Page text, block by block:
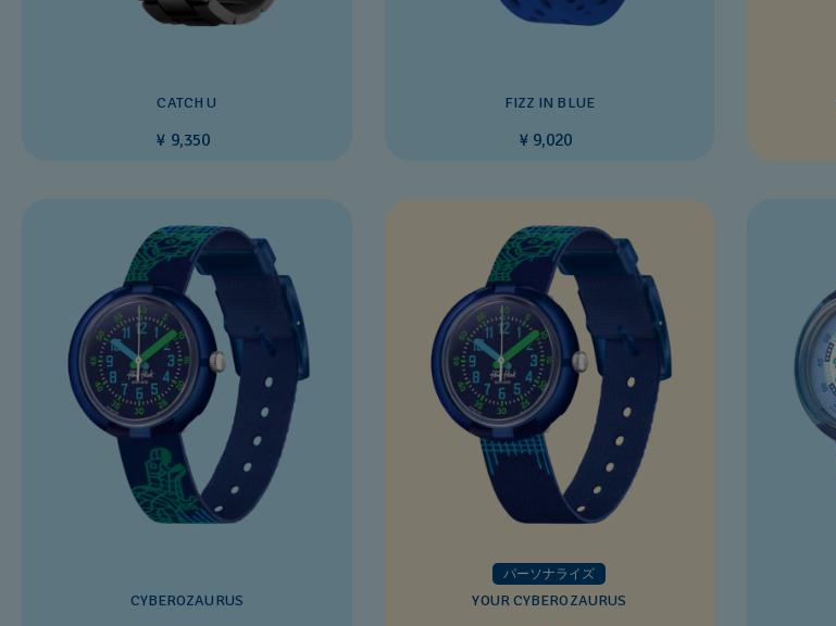
CATCH U
¥ 9,350
FIZZ IN BLUE
¥ 9,020
CYBEROZAURUS
パーソナライズ
YOUR CYBEROZAURUS